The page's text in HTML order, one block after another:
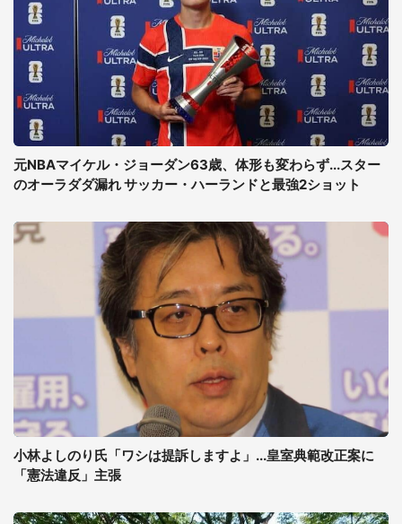
元NBAマイケル・ジョーダン63歳、体形も変わらず...スター
のオーラダダ漏れ サッカー・ハーランドと最強2ショット
小林よしのり氏「ワシは提訴しますよ」...皇室典範改正案に
「憲法違反」主張